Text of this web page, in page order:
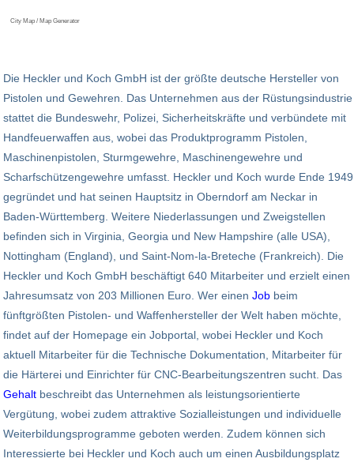
City Map / Map Generator
Die Heckler und Koch GmbH ist der größte deutsche Hersteller von
Pistolen und Gewehren. Das Unternehmen aus der Rüstungsindustrie
stattet die Bundeswehr, Polizei, Sicherheitskräfte und verbündete mit
Handfeuerwaffen aus, wobei das Produktprogramm Pistolen,
Maschinenpistolen, Sturmgewehre, Maschinengewehre und
Scharfschützengewehre umfasst. Heckler und Koch wurde Ende 1949
gegründet und hat seinen Hauptsitz in Oberndorf am Neckar in
Baden-Württemberg. Weitere Niederlassungen und Zweigstellen
befinden sich in Virginia, Georgia und New Hampshire (alle USA),
Nottingham (England), und Saint-Nom-la-Breteche (Frankreich). Die
Heckler und Koch GmbH beschäftigt 640 Mitarbeiter und erzielt einen
Jahresumsatz von 203 Millionen Euro. Wer einen Job beim
fünftgrößten Pistolen- und Waffenhersteller der Welt haben möchte,
findet auf der Homepage ein Jobportal, wobei Heckler und Koch
aktuell Mitarbeiter für die Technische Dokumentation, Mitarbeiter für
die Härterei und Einrichter für CNC-Bearbeitungszentren sucht. Das
Gehalt beschreibt das Unternehmen als leistungsorientierte
Vergütung, wobei zudem attraktive Sozialleistungen und individuelle
Weiterbildungsprogramme geboten werden. Zudem können sich
Interessierte bei Heckler und Koch auch um einen Ausbildungsplatz